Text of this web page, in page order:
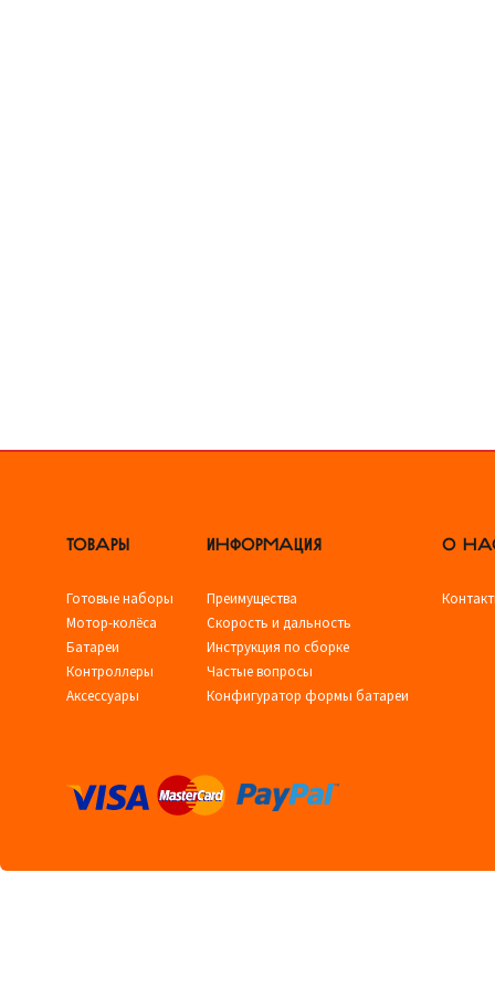
ТОВАРЫ
Готовые наборы
Мотор-колёса
Батареи
Контроллеры
Аксессуары
ИНФОРМАЦИЯ
Преимущества
Скорость и дальность
Инструкция по сборке
Частые вопросы
Конфигуратор формы батареи
О